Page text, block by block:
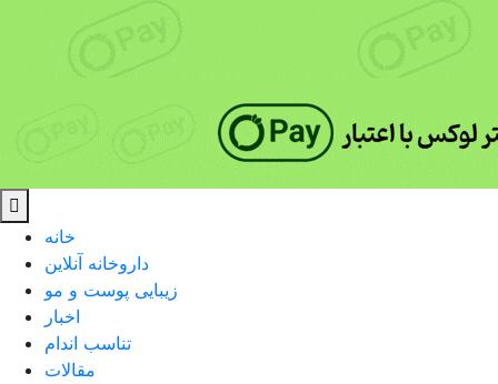
خانه
داروخانه آنلاین
زیبایی پوست و مو
اخبار
تناسب اندام
مقالات